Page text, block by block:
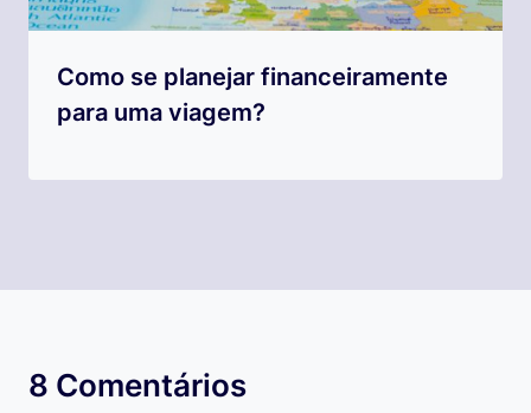
Como se planejar financeiramente
para uma viagem?
8 Comentários